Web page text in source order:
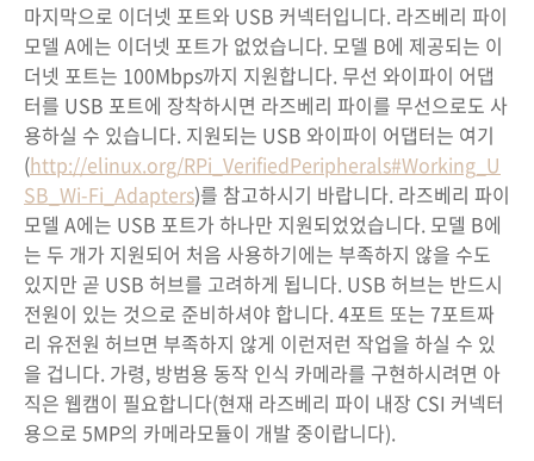
마지막으로 이더넷 포트와 USB 커넥터입니다. 라즈베리 파이
모델 A에는 이더넷 포트가 없었습니다. 모델 B에 제공되는 이
더넷 포트는 100Mbps까지 지원합니다. 무선 와이파이 어댑
터를 USB 포트에 장착하시면 라즈베리 파이를 무선으로도 사
용하실 수 있습니다. 지원되는 USB 와이파이 어댑터는 여기
(http://elinux.org/RPi_VerifiedPeripherals#Working_U
SB_Wi-Fi_Adapters)를 참고하시기 바랍니다. 라즈베리 파이
모델 A에는 USB 포트가 하나만 지원되었었습니다. 모델 B에
는 두 개가 지원되어 처음 사용하기에는 부족하지 않을 수도
있지만 곧 USB 허브를 고려하게 됩니다. USB 허브는 반드시
전원이 있는 것으로 준비하셔야 합니다. 4포트 또는 7포트짜
리 유전원 허브면 부족하지 않게 이런저런 작업을 하실 수 있
을 겁니다. 가령, 방범용 동작 인식 카메라를 구현하시려면 아
직은 웹캠이 필요합니다(현재 라즈베리 파이 내장 CSI 커넥터
용으로 5MP의 카메라모듈이 개발 중이랍니다).